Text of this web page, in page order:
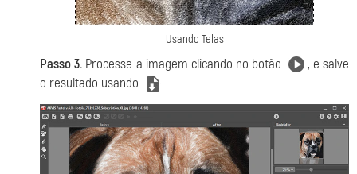
Usando Telas
Passo 3. Processe a imagem clicando no botão
, e salve
o resultado usando
.